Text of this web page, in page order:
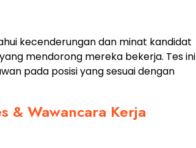
kecenderungan dan minat kandidat
mendorong mereka bekerja. Tes ini
pada posisi yang sesuai dengan
& Wawancara Kerja